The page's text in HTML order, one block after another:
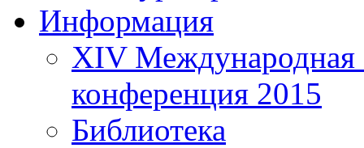
Информация
XIV Международная
конференция 2015
Библиотека